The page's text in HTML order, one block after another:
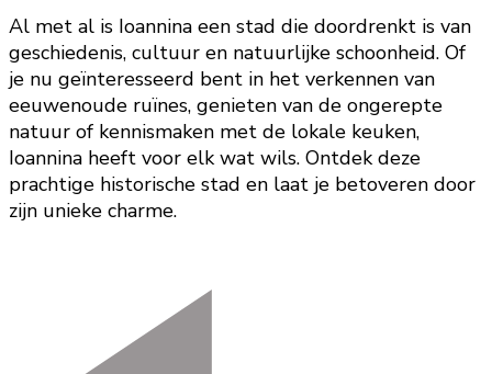
Al met al is Ioannina een stad die doordrenkt is van
geschiedenis, cultuur en natuurlijke schoonheid. Of
je nu geïnteresseerd bent in het verkennen van
eeuwenoude ruïnes, genieten van de ongerepte
natuur of kennismaken met de lokale keuken,
Ioannina heeft voor elk wat wils. Ontdek deze
prachtige historische stad en laat je betoveren door
zijn unieke charme.